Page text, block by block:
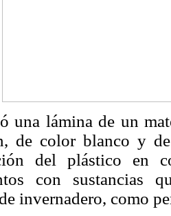
una lámina de un
de color blanco y
del plástico en
con sustancias
invernadero, como